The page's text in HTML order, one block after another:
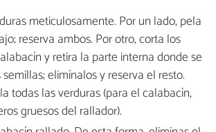
meticulosamente. Por un lado, pela
reserva ambos. Por otro, corta los
y retira la parte interna donde se
elimínalos y reserva el resto.
todas las verduras (para el calabacín,
gruesos del rallador).